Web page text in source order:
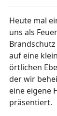
Heute mal
uns als
auf eine
örtlichen
der wir
eine eigene
präsentiert.